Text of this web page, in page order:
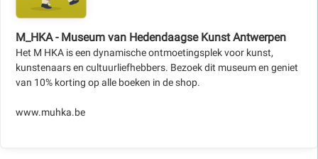
M_HKA - Museum van Hedendaagse Kunst Antwerpen
Het M HKA is een dynamische ontmoetingsplek voor kunst,
kunstenaars en cultuurliefhebbers. Bezoek dit museum en geniet
van 10% korting op alle boeken in de shop.
www.muhka.be